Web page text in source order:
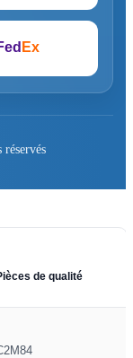
Ex
de qualité